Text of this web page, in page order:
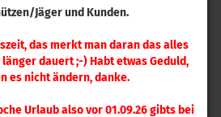
Jäger und Kunden.
das merkt man daran das alles
dauert ;-) Habt etwas Geduld,
es nicht ändern, danke.
Urlaub also vor 01.09.26 gibts bei
nach
nach 48 pro Seite
pro Seite
6 7 8 9 »